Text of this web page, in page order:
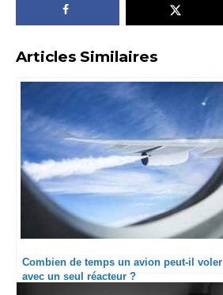
Articles Similaires
Combien de temps un avion peut-il voler
avec un seul réacteur ?